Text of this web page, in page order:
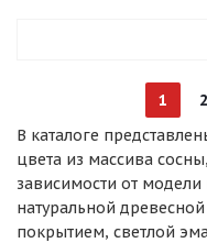
1 2
В каталоге
цвета из массива
зависимости от
натуральной
покрытием, светлой